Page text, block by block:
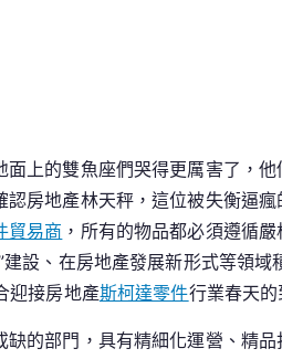
優
價
好
屋
子
上的雙魚座們哭得更厲害了，
房地產林天秤，這位被失衡逼
貿易商 ，所有的物品都必須遵循
設、在房地產發展新形式等領域
迎接房地產斯柯達零件行業春天的
的部門，具有精細化運營、精品